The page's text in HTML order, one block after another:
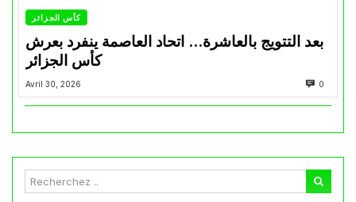
كأس الجزائر
بعد التتويج بالعاشرة… اتحاد العاصمة ينفرد بعرش
كأس الجزائر
Avril 30, 2026 0